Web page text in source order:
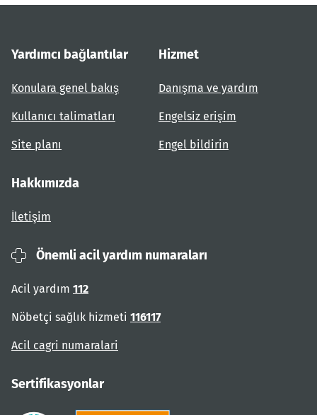
Yardımcı bağlantılar
Konulara genel bakış
Kullanıcı talimatları
Site planı
Hizmet
Danışma ve yardım
Engelsiz erişim
Engel bildirin
Hakkımızda
İletişim
Önemli acil yardım numaraları
Acil yardım 112
Nöbetçi sağlık hizmeti 116117
Acil cagri numaralari
Sertifikasyonlar